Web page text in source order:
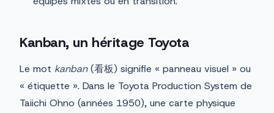
Kanban, un héritage Toyota
Le mot kanban(看板) signifie « panneau visuel » ou
« étiquette ». Dans le Toyota Production System de
Taiichi Ohno (années 1950), une carte physique